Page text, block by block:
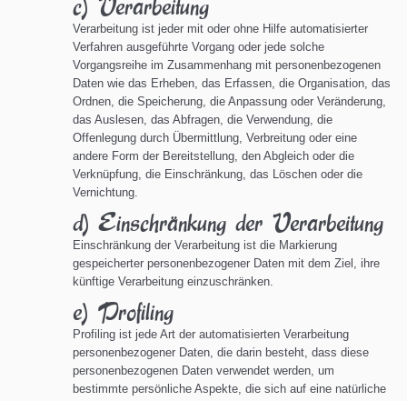
Verarbeitung ist jeder mit oder ohne Hilfe automatisierter
Verfahren ausgeführte Vorgang oder jede solche
Vorgangsreihe im Zusammenhang mit personenbezogenen
Daten wie das Erheben, das Erfassen, die Organisation, das
Ordnen, die Speicherung, die Anpassung oder Veränderung,
das Auslesen, das Abfragen, die Verwendung, die
Offenlegung durch Übermittlung, Verbreitung oder eine
andere Form der Bereitstellung, den Abgleich oder die
Verknüpfung, die Einschränkung, das Löschen oder die
Vernichtung.
d) Einschränkung der Verarbeitung
Einschränkung der Verarbeitung ist die Markierung
gespeicherter personenbezogener Daten mit dem Ziel, ihre
künftige Verarbeitung einzuschränken.
e) Profiling
Profiling ist jede Art der automatisierten Verarbeitung
personenbezogener Daten, die darin besteht, dass diese
personenbezogenen Daten verwendet werden, um
bestimmte persönliche Aspekte, die sich auf eine natürliche